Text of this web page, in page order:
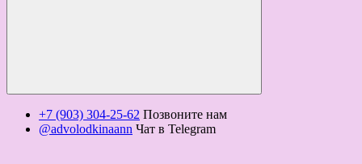
+7 (903) 304-25-62 Позвоните нам
@advolodkinaann Чат в Telegram